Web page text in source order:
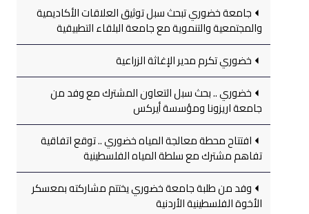
جامعة خضوري تبحث سبل توثيق العلاقات الأكاديمية
والمجتمعية والتنموية مع جامعة البلقاء التطبيقية
خضوري تكرم مدير الإغاثة الزراعية
خضوري .. بحث سبل التعاون المشترك مع وفد من
جامعة اريزونا ومؤسسة أيركس
افتتاح محطة معالجة المياه خضوري .. توقع اتفاقية
تفاهم مشترك مع سلطة المياه الفلسطينية
وفد من طلبة جامعة خضوري يختتم مشاركته بمعسكر
الأخوة الفلسطينية الأردنية